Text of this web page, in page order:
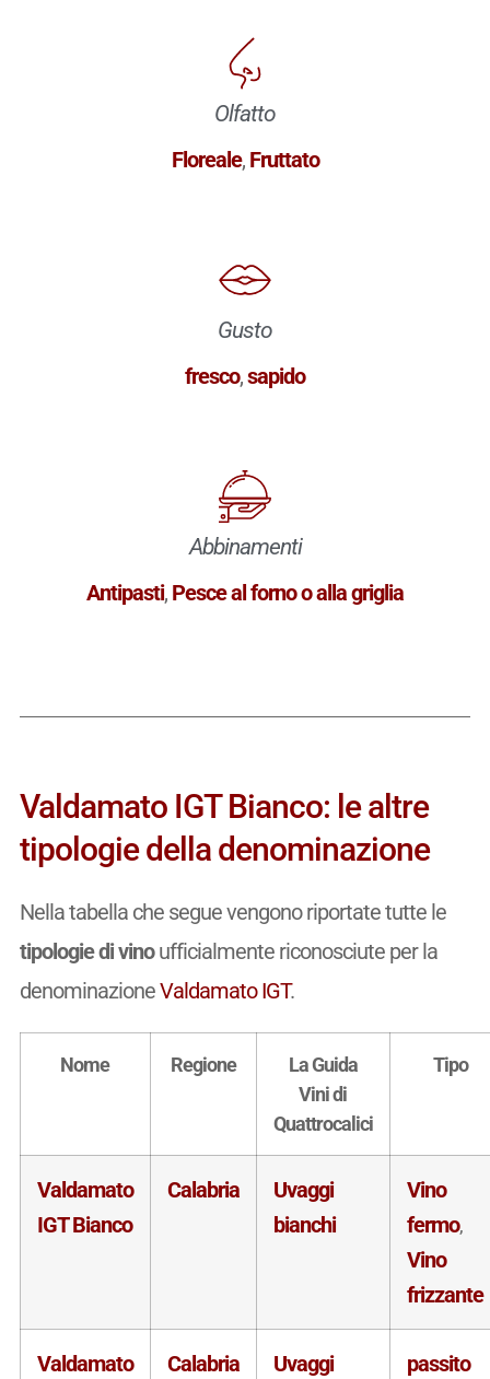
Olfatto
Floreale, Fruttato
Gusto
fresco,sapido
Abbinamenti
Antipasti, Pesce al forno o alla griglia
Valdamato IGT Bianco: le altre
tipologie della denominazione
Nella tabella che segue vengono riportate tutte le
tipologie di vinoufficialmente riconosciute per la
denominazioneValdamato IGT.
Nome Regione
La Guida
Vini di
Quattrocalici
Tipo
Valdamato
IGT Bianco
Calabria
Uvaggi
bianchi
Vino
fermo,
Vino
frizzante
Valdamato Calabria Uvaggi passito